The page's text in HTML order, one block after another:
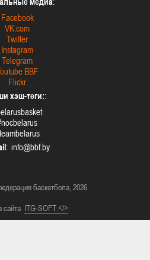
Facebook
VK.com
Twitter
Instagram
Telegram
BBF
Flickr
хэш-теги::
:
баскетбола, 2026
сайта ITG-SOFT </>